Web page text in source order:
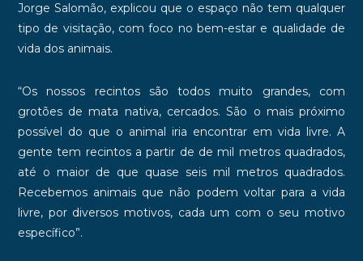
Jorge Salomão, explicou que o espaço não tem qualquer
tipo de visitação, com foco no bem-estar e qualidade de
vida dos animais.
“Os nossos recintos são todos muito grandes, com
grotões de mata nativa, cercados. São o mais próximo
possível do que o animal iria encontrar em vida livre. A
gente tem recintos a partir de de mil metros quadrados,
até o maior de que quase seis mil metros quadrados.
Recebemos animais que não podem voltar para a vida
livre, por diversos motivos, cada um com o seu motivo
específico”.